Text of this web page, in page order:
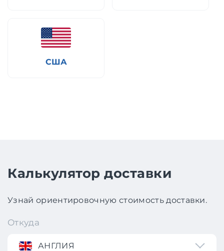
США
Калькулятор доставки
Узнай ориентировочную стоимость доставки.
Откуда
АНГЛИЯ